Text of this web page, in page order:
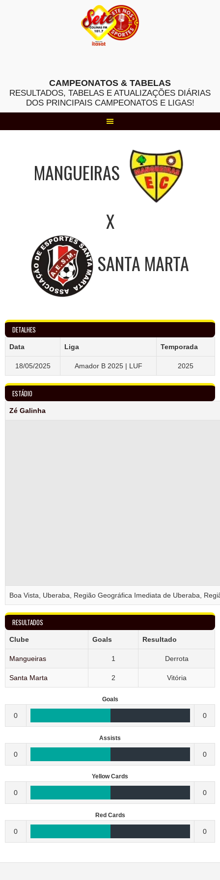
CAMPEONATOS & TABELAS
RESULTADOS, TABELAS E ATUALIZAÇÕES DIÁRIAS
DOS PRINCIPAIS CAMPEONATOS E LIGAS!
MANGUEIRAS
X
SANTA MARTA
DETALHES
Data Liga Temporada
18/05/2025 Amador B 2025 | LUF 2025
ESTÁDIO
Zé Galinha
Boa Vista, Uberaba, Região Geográfica Imediata de Uberaba,
RESULTADOS
Clube Goals Resultado
Mangueiras 1 Derrota
Santa Marta 2 Vitória
Goals
0 0
Assists
0 0
Yellow Cards
0 0
Red Cards
0 0